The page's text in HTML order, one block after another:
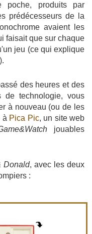
poche, produits par
prédécesseurs de la
avaient les
faisait que sur chaque
jeu (ce qui explique
).
des heures et des
de technologie, vous
à nouveau (ou de les
à Pica Pic, un site web
jouables
Donald, avec les deux
: